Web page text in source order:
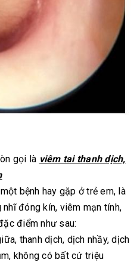
gọi là viêm tai thanh dịch,
bệnh hay gặp ở trẻ em, là
đóng kín, viêm mạn tính,
điểm như sau:
thanh dịch, dịch nhầy, dịch
không có bất cứ triệu